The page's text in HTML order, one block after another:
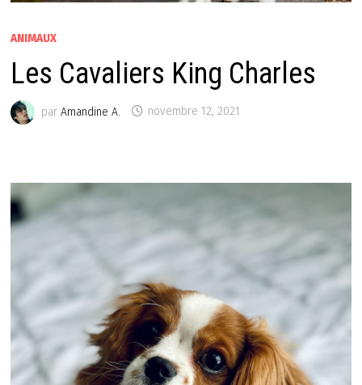
ANIMAUX
Les Cavaliers King Charles
parAmandine A. novembre 12, 2021